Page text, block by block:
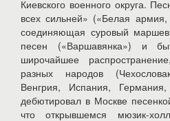
Киевского военного округа.
всех сильней» («Белая
соединяющая суровый
песен («Варшавянка») и
широчайшее
разных народов
Венгрия, Испания,
дебютировал в Москве
что открывшемся мюзик-